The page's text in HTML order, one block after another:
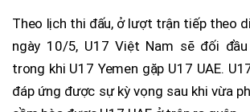
Theo lịch thi đấu, ở lượt trận tiếp theo
ngày 10/5, U17 Việt Nam sẽ đối đầu
trong khi U17 Yemen gặp U17 UAE.
đáp ứng được sự kỳ vọng sau khi vừa